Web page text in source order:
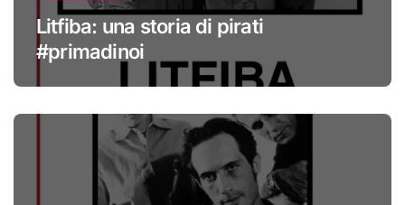
Litfiba: una storia di pirati
#primadinoi